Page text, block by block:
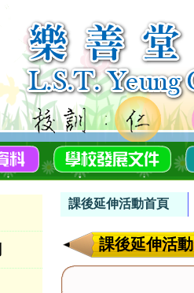
課後延伸活動首頁
課後延伸活動